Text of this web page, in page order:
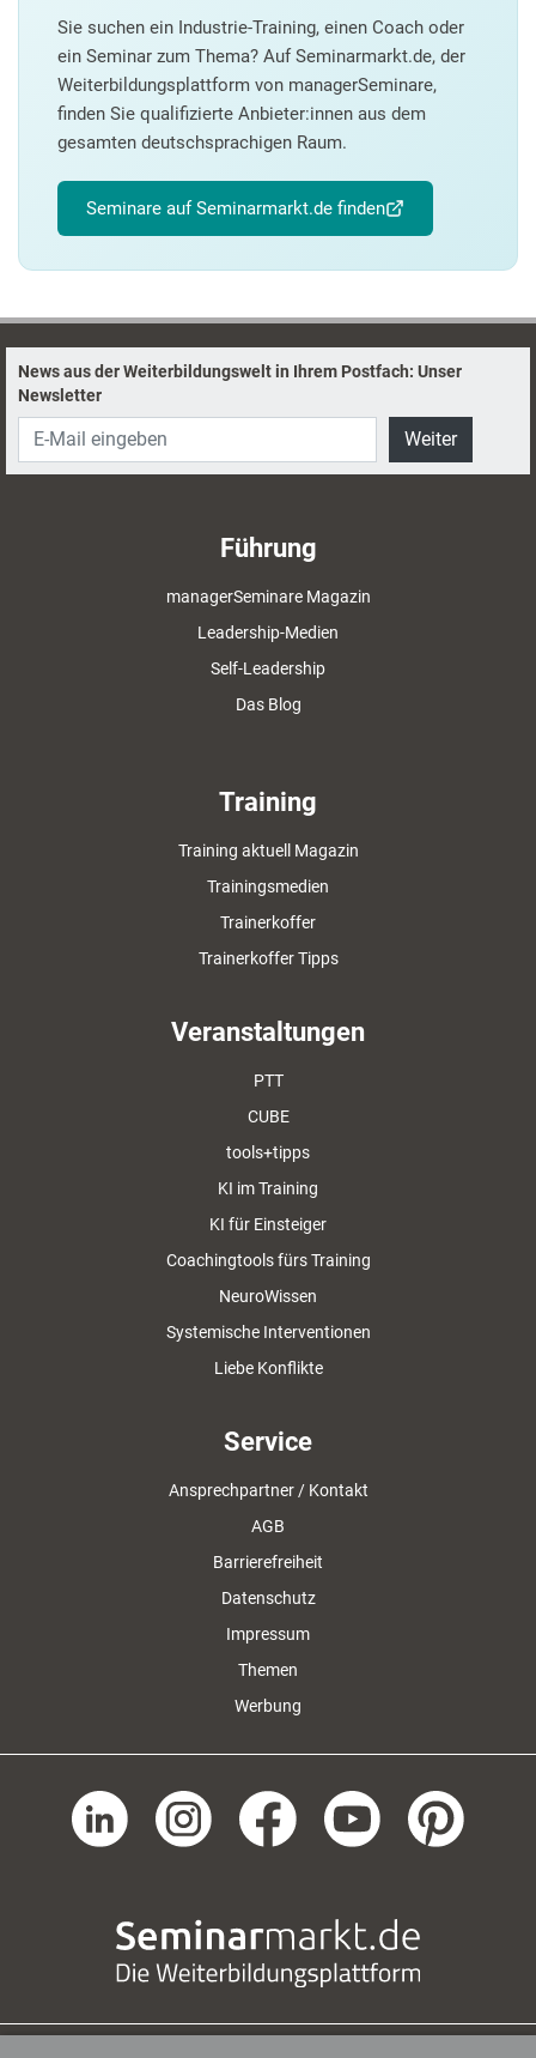
Sie suchen ein Industrie-Training, einen Coach oder
ein Seminar zum Thema? Auf Seminarmarkt.de, der
Weiterbildungsplattform von managerSeminare,
finden Sie qualifizierte Anbieter:innen aus dem
gesamten deutschsprachigen Raum.
Seminare auf Seminarmarkt.de finden
News aus der Weiterbildungswelt in Ihrem Postfach: Unser
Newsletter
Weiter
Führung
managerSeminare Magazin
Leadership-Medien
Self-Leadership
Das Blog
Training
Training aktuell Magazin
Trainingsmedien
Trainerkoffer
Trainerkoffer Tipps
Veranstaltungen
PTT
CUBE
tools+tipps
KI im Training
KI für Einsteiger
Coachingtools fürs Training
NeuroWissen
Systemische Interventionen
Liebe Konflikte
Service
Ansprechpartner / Kontakt
AGB
Barrierefreiheit
Datenschutz
Impressum
Themen
Werbung